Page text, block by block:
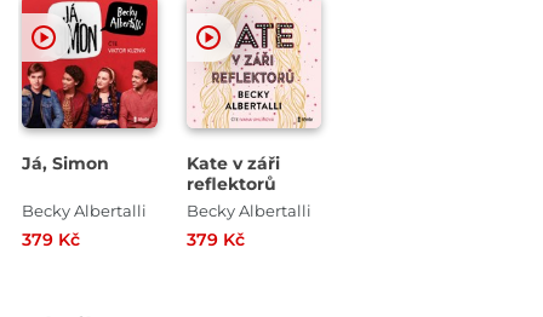
Já, Simon
Becky Albertalli
379 Kč
Kate v záři
reflektorů
Becky Albertalli
379 Kč